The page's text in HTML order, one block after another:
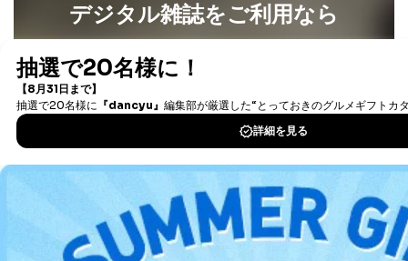
B.開示等の対応に際して、以下記載の項目のうち2項目
以上での本人確認を実施させていただきます。
名、会社住所、電話番号、顧客番号、メールアドレス
採用に応募された方：氏名、住所、所属学校（会社）
お取引先様：会社名、部署名、氏名、住所
株主様：氏名、住所、（会社名）
デジタル雑誌をご利用なら
書籍）が無料で読み放題！
DOWNLOAD FOR IOS
DOWNLOAD FOR ANDROID
ご利用方法はこちら